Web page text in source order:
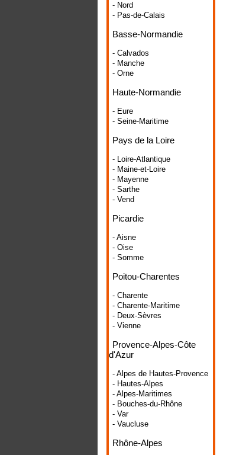
- Nord
- Pas-de-Calais
Basse-Normandie
- Calvados
- Manche
- Orne
Haute-Normandie
- Eure
- Seine-Maritime
Pays de la Loire
- Loire-Atlantique
- Maine-et-Loire
- Mayenne
- Sarthe
- Vend
Picardie
- Aisne
- Oise
- Somme
Poitou-Charentes
- Charente
- Charente-Maritime
- Deux-Sèvres
- Vienne
Provence-Alpes-Côte
d'Azur
- Alpes de Hautes-Provence
- Hautes-Alpes
- Alpes-Maritimes
- Bouches-du-Rhône
- Var
- Vaucluse
Rhône-Alpes